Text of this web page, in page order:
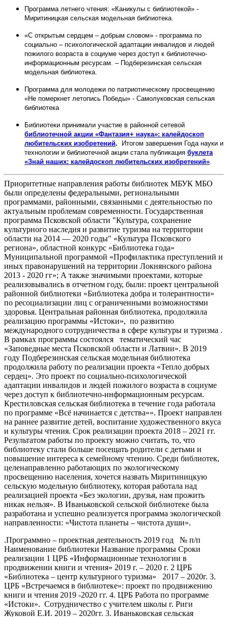
Программа летнего чтения: «Каникулы с библиотекой» -
Миритиницкая сельская модельная библиотека.
«С открытым сердцем – добрым словом» - программа по
социально – психологической адаптации инвалидов и людей
пожилого возраста в социуме через доступ к библиотечно-
информационным ресурсам. – Подберезинская сельская
модельная библиотека.
Программа для молодежи по патриотическому просвещению
«Не померкнет летопись Победы» - Самолуковская сельская
библиотека
Библиотеки принимали участие в районной сетевой
библиотечной акции «Фантазия+ наука»: калейдоскоп
любительских изобретений.
Итогом завершения Года науки и
технологии и библиотечной акции стала публикация буклета
«Знай наших: калейдоскоп любительских изобретений»
Приоритетные направления работы библиотек МБУК МБО
были определены федеральными, региональными
программами, районными, связанными с деятельностью по
актуальным проблемам современности. Государственная
программа Псковской области "Культура, сохранение
культурного наследия и развитие туризма на территории
области на 2014 — 2020 годы" «Культура Псковского
региона», областной конкурс «Библиотека года»
Муниципальной программой «Профилактика преступлений и
иных правонарушений на территории Локнянского района
2013 - 2020 гг»; А также значимыми проектами, которые
реализовывались в отчетном году, были: проект центральной
районной библиотеки «Библиотека добра и толерантности»
по ресоциализации лиц с ограниченными возможностями
здоровья. Центральная районная библиотека, продолжила
реализацию программы «Истоки», по развитию
международного сотрудничества в сфере культуры и туризма .
В рамках программы состоялся тематический час
«Заповедные места Псковской области и Латвии». В 2019
году Подберезинская сельская модельная библиотека
продолжила работу по реализации проекта «Тепло добрых
сердец». Это проект по социально-психологической
адаптации инвалидов и людей пожилого возраста в социуме
через доступ к библиотечно-информационным ресурсам.
Крестиловская сельская библиотека в течение года работала
по программе «Всё начинается с детства»». Проект направлен
на раннее развитие детей, воспитание художественного вкуса
и культуры чтения. Срок реализации проекта 2018 – 2021 гг.
Результатом работы по проекту можно считать, то, что
библиотеку стали больше посещать родители с детьми и
повышение интереса к семейному чтению. Среди библиотек,
целенаправленно работающих по экологическому
просвещению населения, хочется назвать Миритиницкую
сельскую модельную библиотеку, которая работала над
реализацией проекта «Без экологии, друзья, нам прожить
никак нельзя». В Иваньковской сельской библиотеке была
разработана и успешно реализуется программа экологической
направленности: «Чистота планеты – чистота души».
.Программно – проектная деятельность 2019 год № п/п
Наименование библиотеки Название программы Сроки
реализации 1 ЦРБ «Информационные технологии в
продвижении книги и чтения» 2019 г. – 2020 г. 2 ЦРБ
«Библиотека – центр культурного туризма» 2017 – 2020г. 3.
ЦРБ «Встречаемся в библиотеке»: проект по продвижению
книги и чтения 2019 -2020 гг. 4. ЦРБ Работа по программе
«Истоки». Сотрудничество с учителем школы г. Риги
Жуковой Е.И. 2019 – 2020гг. 3. Иваньковская сельская